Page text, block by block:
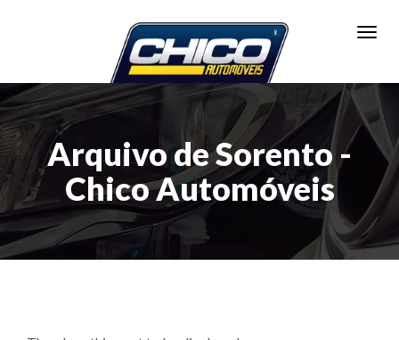
Arquivo de Sorento -
Chico Automóveis